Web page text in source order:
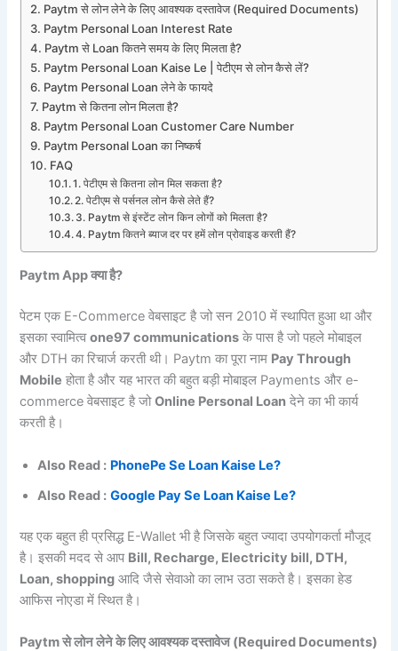
Paytm से लोन लेने के लिए आवश्यक दस्तावेज (Required Documents)
Paytm Personal Loan Interest Rate
Paytm से Loan कितने समय के लिए मिलता है?
Paytm Personal Loan Kaise Le | पेटीएम से लोन कैसे लें?
Paytm Personal Loan लेने के फायदे
Paytm से कितना लोन मिलता है?
Paytm Personal Loan Customer Care Number
Paytm Personal Loan का निष्कर्ष
FAQ
1. पेटीएम से कितना लोन मिल सकता है?
2. पेटीएम से पर्सनल लोन कैसे लेते हैं?
3. Paytm से इंस्टेंट लोन किन लोगों को मिलता है?
4. Paytm कितने ब्याज दर पर हमें लोन प्रोवाइड करती हैं?
Paytm App क्या है?
पेटम एक E-Commerce वेबसाइट है जो सन 2010 में स्थापित हुआ था और
इसका स्वामित्वone97 communications के पास है जो पहले मोबाइल
और DTH का रिचार्ज करती थी। Paytm का पूरा नाम Pay Through
Mobile होता है और यह भारत की बहुत बड़ी मोबाइल Payments और e-
commerce वेबसाइट है जोOnline Personal Loan देने का भी कार्य
करती है।
Also Read : PhonePe Se Loan Kaise Le?
Also Read : Google Pay Se Loan Kaise Le?
यह एक बहुत ही प्रसिद्ध E-Wallet भी है जिसके बहुत ज्यादा उपयोगकर्ता मौजूद
है। इसकी मदद से आप Bill, Recharge, Electricity bill, DTH,
Loan, shopping आदि जैसे सेवाओ का लाभ उठा सकते है। इसका हेड
आफिस नोएडा में स्थित है।
Paytm से लोन लेने के लिए आवश्यक दस्तावेज (Required Documents)